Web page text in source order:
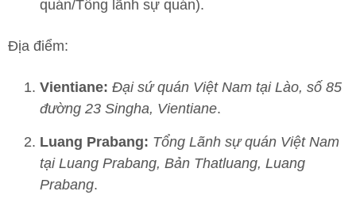
quán/Tổng lãnh sự quán).
Địa điểm:
Vientiane: Đại sứ quán Việt Nam tại Lào, số 85
đường 23 Singha, Vientiane.
Luang Prabang: Tổng Lãnh sự quán Việt Nam
tại Luang Prabang, Bản Thatluang, Luang
Prabang.